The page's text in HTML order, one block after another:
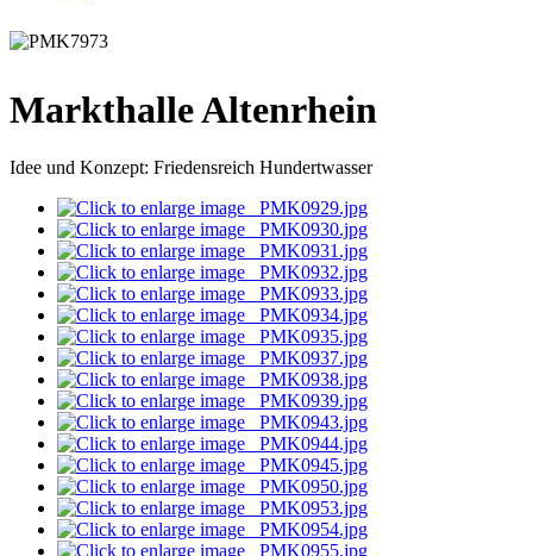
Markthalle Altenrhein
Idee und Konzept: Friedensreich Hundertwasser